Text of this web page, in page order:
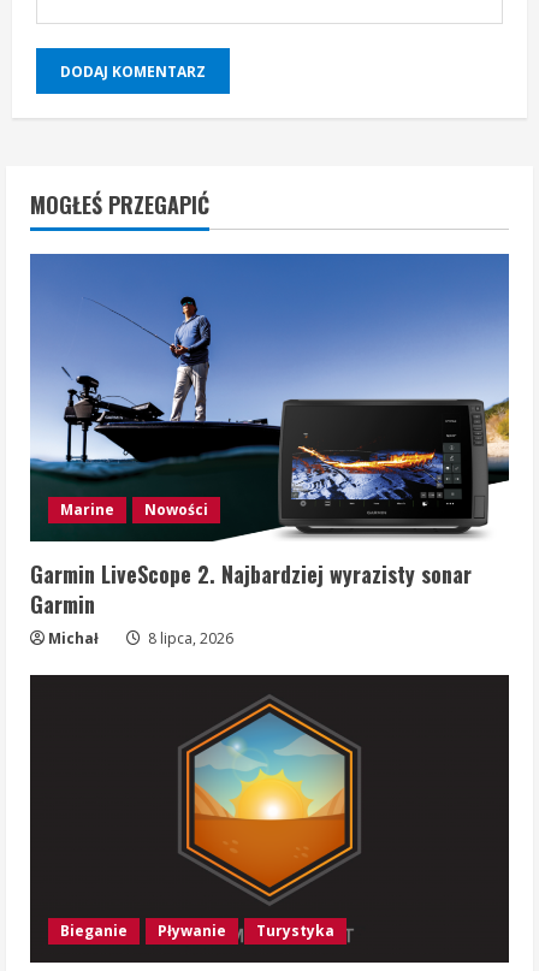
MOGŁEŚ PRZEGAPIĆ
Marine Nowości
Garmin LiveScope 2. Najbardziej wyrazisty sonar
Garmin
Michał 8 lipca, 2026
Bieganie Pływanie Turystyka